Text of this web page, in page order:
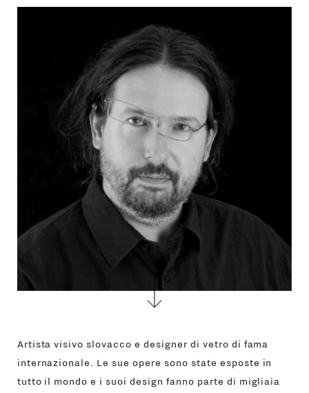
MENU
PRINCIPALE
AZIENDA
STORE
GIFT
CONTATTI
Artista visivo slovacco e designer di vetro di fama
internazionale. Le sue opere sono state esposte in
tutto il mondo e i suoi design fanno parte di migliaia